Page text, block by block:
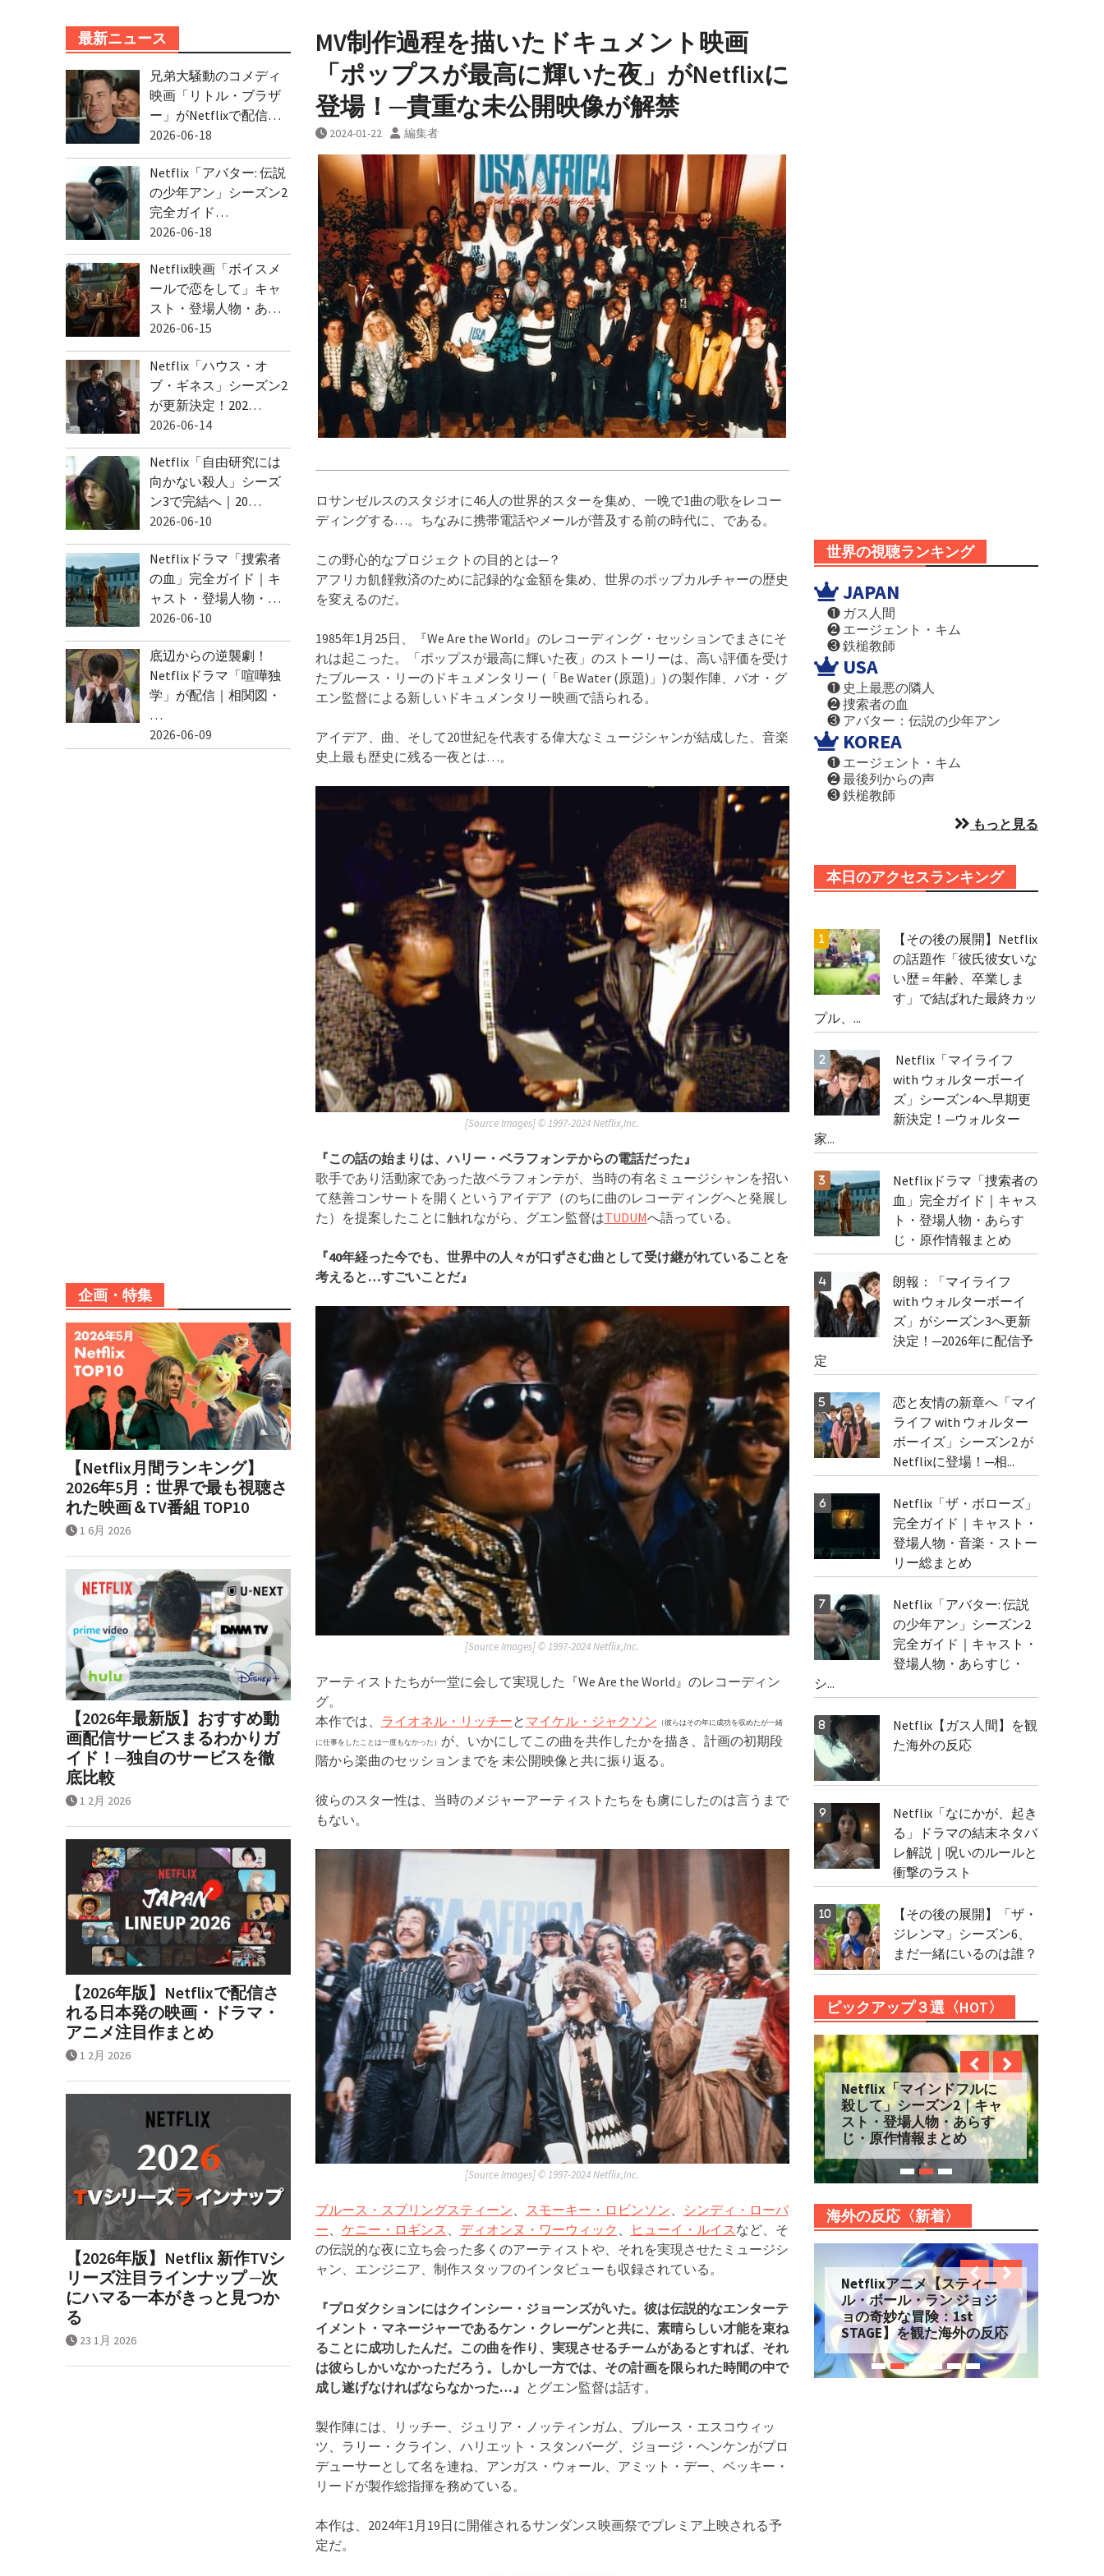
MV制作過程を描いたドキュメント映画
「ポップスが最高に輝いた夜」がNetflixに
登場！─貴重な未公開映像が解禁
2024-01-22 編集者
ロサンゼルスのスタジオに46人の世界的スターを集め、一晩で1曲の歌をレコー
ディングする…。ちなみに携帯電話やメールが普及する前の時代に、である。
この野心的なプロジェクトの目的とは─？
アフリカ飢饉救済のために記録的な金額を集め、世界のポップカルチャーの歴史
を変えるのだ。
1985年1月25日、『We Are the World』のレコーディング・セッションでまさにそ
れは起こった。「ポップスが最高に輝いた夜」のストーリーは、高い評価を受け
たブルース・リーのドキュメンタリー (「Be Water (原題)」) の製作陣、バオ・グ
エン監督による新しいドキュメンタリー映画で語られる。
アイデア、曲、そして20世紀を代表する偉大なミュージシャンが結成した、音楽
史上最も歴史に残る一夜とは…。
[Source Images] ©︎ 1997-2024 Netflix,Inc.
『この話の始まりは、ハリー・ベラフォンテからの電話だった』
歌手であり活動家であった故ベラフォンテが、当時の有名ミュージシャンを招い
て慈善コンサートを開くというアイデア（のちに曲のレコーディングへと発展し
た）を提案したことに触れながら、グエン監督はTUDUMへ語っている。
『40年経った今でも、世界中の人々が口ずさむ曲として受け継がれていることを
考えると…すごいことだ』
[Source Images] ©︎ 1997-2024 Netflix,Inc.
アーティストたちが一堂に会して実現した『We Are the World』のレコーディン
グ。
本作では、 ライオネル・リッチーと マイケル・ジャクソン （彼らはその年に成功を収めたが一緒
に仕事をしたことは一度もなかった） が、いかにしてこの曲を共作したかを描き、計画の初期段
階から楽曲のセッションまでを 未公開映像と共に振り返る。
彼らのスター性は、当時のメジャーアーティストたちをも虜にしたのは言うまで
もない。
[Source Images] ©︎ 1997-2024 Netflix,Inc.
ブルース・スプリングスティーン スモーキー・ロビンソン
シンディ・ローパ
ー
ケニー・ロギンス ディオンヌ・ワーウィック ヒューイ・ルイス など、そ
の伝説的な夜に立ち会った多くのアーティストや、それを実現させたミュージシ
ャン、エンジニア、制作スタッフのインタビューも収録されている。
『プロダクションにはクインシー・ジョーンズがいた。彼は伝説的なエンターテ
イメント・マネージャーであるケン・クレーゲンと共に、素晴らしい才能を束ね
ることに成功したんだ。この曲を作り、実現させるチームがあるとすれば、それ
は彼らしかいなかっただろう。しかし一方では、その計画を限られた時間の中で
成し遂げなければならなかった…』 とグエン監督は話す。
製作陣には、リッチー、ジュリア・ノッティンガム、ブルース・エスコウィッ
ツ、ラリー・クライン、ハリエット・スタンバーグ、ジョージ・ヘンケンがプロ
デューサーとして名を連ね、アンガス・ウォール、アミット・デー、ベッキー・
リードが製作総指揮を務めている。
本作は、2024年1月19日に開催されるサンダンス映画祭でプレミア上映される予
定だ。
世界の視聴ランキング
JAPAN
❶ ガス人間
❷ エージェント・キム
❸ 鉄槌教師
USA
❶ 史上最悪の隣人
❷ 捜索者の血
❸ アバター：伝説の少年アン
KOREA
❶ エージェント・キム
❷ 最後列からの声
❸ 鉄槌教師
もっと見る
本日のアクセスランキング
【その後の展開】Netflix
の話題作「彼氏彼女いな
い歴＝年齢、卒業しま
す」で結ばれた最終カッ
プル、...
Netflix「マイライフ
with ウォルターボーイ
ズ」シーズン4へ早期更
新決定！─ウォルター
家...
Netflixドラマ「捜索者の
血」完全ガイド｜キャス
ト・登場人物・あらす
じ・原作情報まとめ
朗報：「マイライフ
with ウォルターボーイ
ズ」がシーズン3へ更新
決定！─2026年に配信予
定
恋と友情の新章へ「マイ
ライフ with ウォルター
ボーイズ」シーズン2 が
Netflixに登場！─相...
Netflix「ザ・ボローズ」
完全ガイド｜キャスト・
登場人物・音楽・ストー
リー総まとめ
Netflix「アバター: 伝説
の少年アン」シーズン2
完全ガイド｜キャスト・
登場人物・あらすじ・
シ...
Netflix【ガス人間】を観
た海外の反応
Netflix「なにかが、起き
る」ドラマの結末ネタバ
レ解説｜呪いのルールと
衝撃のラスト
【その後の展開】「ザ・
ジレンマ」シーズン6、
まだ一緒にいるのは誰？
ピックアップ３選〈HOT〉
Netflix「マインドフルに
殺して」シーズン2｜キャ
スト・登場人物・あらす
じ・原作情報まとめ
海外の反応〈新着〉
Netflixアニメ【スティー
ル・ボール・ラン ジョジ
ョの奇妙な冒険：1st
STAGE】を観た海外の反応
最新ニュース
兄弟大騒動のコメディ
映画「リトル・ブラザ
ー」がNetflixで配信…
2026-06-18
Netflix「アバター: 伝説
の少年アン」シーズン2
完全ガイド…
2026-06-18
Netflix映画「ボイスメ
ールで恋をして」キャ
スト・登場人物・あ…
2026-06-15
Netflix「ハウス・オ
ブ・ギネス」シーズン2
が更新決定！202…
2026-06-14
Netflix「自由研究には
向かない殺人」シーズ
ン3で完結へ｜20…
2026-06-10
Netflixドラマ「捜索者
の血」完全ガイド｜キ
ャスト・登場人物・…
2026-06-10
底辺からの逆襲劇！
Netflixドラマ「喧嘩独
学」が配信｜相関図・
…
2026-06-09
企画・特集
【Netflix月間ランキング】
2026年5月：世界で最も視聴さ
れた映画＆TV番組 TOP10
1 6月 2026
【2026年最新版】おすすめ動
画配信サービスまるわかりガ
イド！─独自のサービスを徹
底比較
1 2月 2026
【2026年版】Netflixで配信さ
れる日本発の映画・ドラマ・
アニメ注目作まとめ
1 2月 2026
【2026年版】Netflix 新作TVシ
リーズ注目ラインナップ ─次
にハマる一本がきっと見つか
る
23 1月 2026